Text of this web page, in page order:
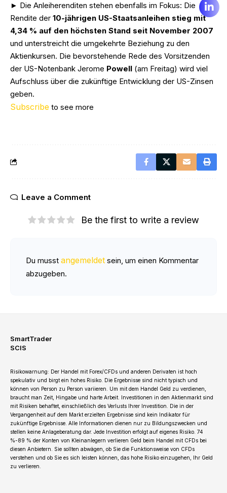
► Die Anleiherenditen stehen ebenfalls im Fokus: Die
Rendite der 10-jährigen US-Staatsanleihen stieg mit
4,34 % auf den höchsten Stand seit November 2007
und unterstreicht die umgekehrte Beziehung zu den
Aktienkursen. Die bevorstehende Rede des Vorsitzenden
der US-Notenbank Jerome Powell (am Freitag) wird viel
Aufschluss über die zukünftige Entwicklung der US-Zinsen
geben.
Subscribe to see more
Leave a Comment
Be the first to write a review
Du musst angemeldet sein, um einen Kommentar
abzugeben.
SmartTrader
SCIS
Risikowarnung: Der Handel mit Forex/CFDs und anderen Derivaten ist hoch
spekulativ und birgt ein hohes Risiko. Die Ergebnisse sind nicht typisch und
können von Person zu Person variieren. Um mit dem Handel Geld zu verdienen,
braucht man Zeit, Hingabe und harte Arbeit. Investitionen in den Aktienmarkt sind
mit Risiken behaftet, einschließlich des Verlusts Ihrer Investition. Die in der
Vergangenheit auf dem Markt erzielten Ergebnisse sind kein Indikator für
zukünftige Ergebnisse. Alle Informationen dienen nur zu Bildungszwecken und
stellen keine Anlageberatung dar. Jede Investition erfolgt auf eigenes Risiko. 74
%-89 % der Konten von Kleinanlegern verlieren Geld beim Handel mit CFDs bei
diesen Anbietern. Sie sollten abwägen, ob Sie die Funktionsweise von CFDs
verstehen und ob Sie es sich leisten können, das hohe Risiko einzugehen, Ihr Geld
zu verlieren.